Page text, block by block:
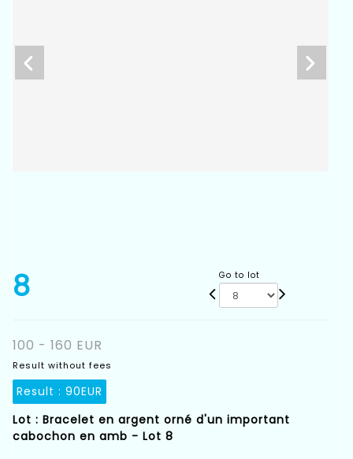
8 Go to lot
100 - 160 EUR
Result without fees
Result : 90EUR
Lot : Bracelet en argent orné d'un important
cabochon en amb - Lot 8